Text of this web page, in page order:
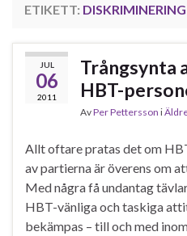
ETIKETT: DISKRIMINERING
JUL
06
2011
HBT-
AvPer Pettersson i
Allt oftare pratas det om
av partierna är överens om
Med några få undantag
HBT-vänliga och taskiga
bekämpas – till och med